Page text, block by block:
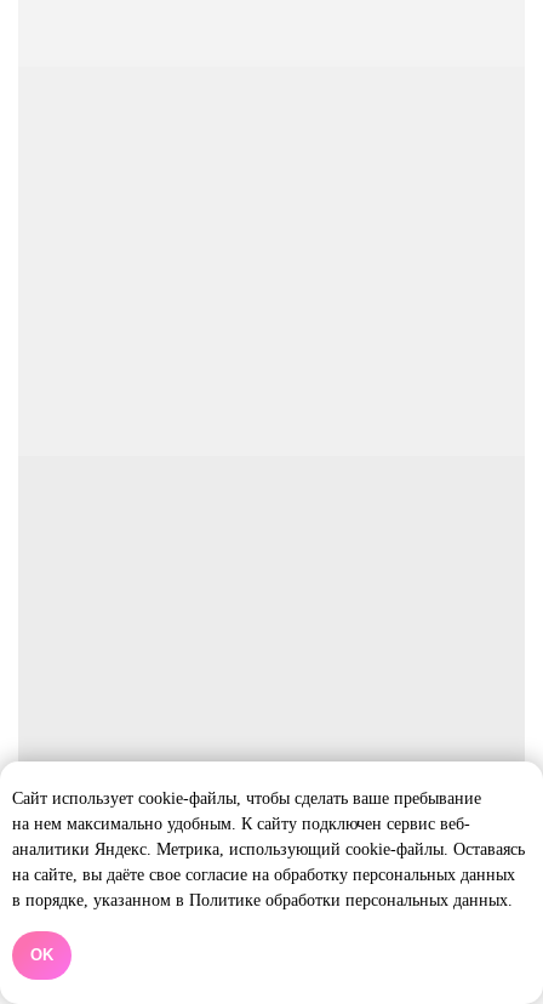
Сайт использует cookie-файлы, чтобы сделать ваше пребывание
на нем максимально удобным. К cайту подключен сервис веб-
аналитики Яндекс. Метрика, использующий cookie-файлы. Оставаясь
на сайте, вы даёте свое согласие на обработку персональных данных
в порядке, указанном в Политике обработки персональных данных.
OK